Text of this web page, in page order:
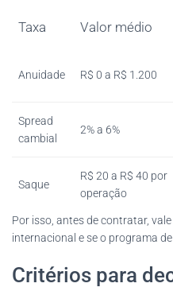
Taxa Valor médio
Anuidade R$ 0 a R$ 1.200
Spread
cambial
2% a 6%
Saque
R$ 20 a R$ 40 por
operação
Por isso, antes de contratar,
internacional e se o programa
Critérios para